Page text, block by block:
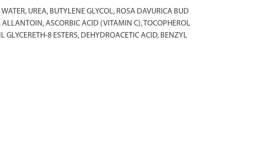
UREA, BUTYLENE GLYCOL, ROSA DAVURICA BUD
ALLANTOIN, ASCORBIC ACID (VITAMIN C), TOCOPHEROL
GLYCERETH-8 ESTERS, DEHYDROACETIC ACID, BENZYL